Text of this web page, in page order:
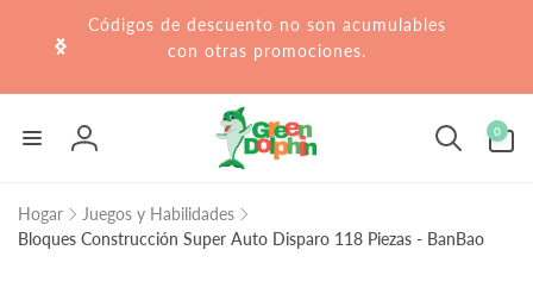
contenido
Códigos de descuento no son acumulables
con otras promociones.
Iniciar
0
artículos
Hogar
Juegos y Habilidades
Bloques Construcción Super Auto Disparo 118 Piezas - BanBao